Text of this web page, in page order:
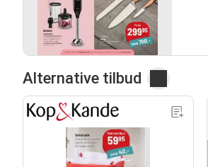
Alternative tilbud